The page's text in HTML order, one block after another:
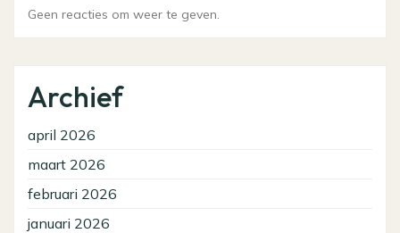
Geen reacties om weer te geven.
Archief
april 2026
maart 2026
februari 2026
januari 2026